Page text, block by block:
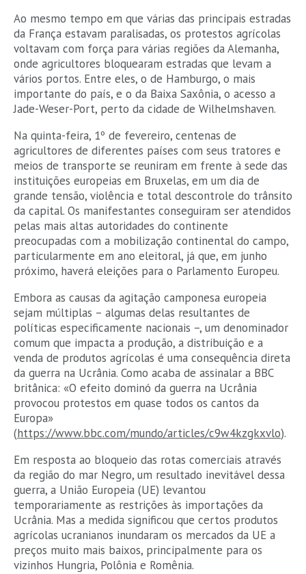
Ao mesmo tempo em que várias das principais estradas
da França estavam paralisadas, os protestos agrícolas
voltavam com força para várias regiões da Alemanha,
onde agricultores bloquearam estradas que levam a
vários portos. Entre eles, o de Hamburgo, o mais
importante do país, e o da Baixa Saxônia, o acesso a
Jade-Weser-Port, perto da cidade de Wilhelmshaven.
Na quinta-feira, 1º de fevereiro, centenas de
agricultores de diferentes países com seus tratores e
meios de transporte se reuniram em frente à sede das
instituições europeias em Bruxelas, em um dia de
grande tensão, violência e total descontrole do trânsito
da capital. Os manifestantes conseguiram ser atendidos
pelas mais altas autoridades do continente
preocupadas com a mobilização continental do campo,
particularmente em ano eleitoral, já que, em junho
próximo, haverá eleições para o Parlamento Europeu.
Embora as causas da agitação camponesa europeia
sejam múltiplas – algumas delas resultantes de
políticas especificamente nacionais –, um denominador
comum que impacta a produção, a distribuição e a
venda de produtos agrícolas é uma consequência direta
da guerra na Ucrânia. Como acaba de assinalar a BBC
britânica: «O efeito dominó da guerra na Ucrânia
provocou protestos em quase todos os cantos da
Europa»
(https://www.bbc.com/mundo/articles/c9w4kzgkxvlo).
Em resposta ao bloqueio das rotas comerciais através
da região do mar Negro, um resultado inevitável dessa
guerra, a União Europeia (UE) levantou
temporariamente as restrições às importações da
Ucrânia. Mas a medida significou que certos produtos
agrícolas ucranianos inundaram os mercados da UE a
preços muito mais baixos, principalmente para os
vizinhos Hungria, Polônia e Romênia.